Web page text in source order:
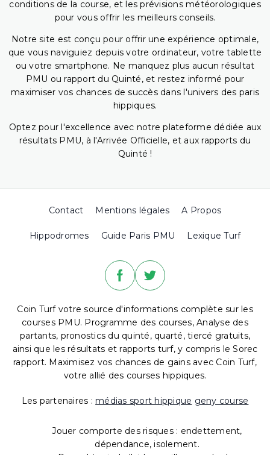
conditions de la course, et les prévisions météorologiques
pour vous offrir les meilleurs conseils.
Notre site est conçu pour offrir une expérience optimale,
que vous naviguiez depuis votre ordinateur, votre tablette
ou votre smartphone. Ne manquez plus aucun résultat
PMU ou rapport du Quinté, et restez informé pour
maximiser vos chances de succès dans l'univers des paris
hippiques.
Optez pour l'excellence avec notre plateforme dédiée aux
résultats PMU, à l'Arrivée Officielle, et aux rapports du
Quinté !
Contact Mentions légales A Propos
Hippodromes Guide Paris PMU Lexique Turf
Coin Turf votre source d'informations complète sur les
courses PMU. Programme des courses, Analyse des
partants, pronostics du quinté, quarté, tiercé gratuits,
ainsi que les résultats et rapports turf, y compris le Sorec
rapport. Maximisez vos chances de gains avec Coin Turf,
votre allié des courses hippiques.
Les partenaires : médias sport hippique geny course
Jouer comporte des risques : endettement,
dépendance, isolement.